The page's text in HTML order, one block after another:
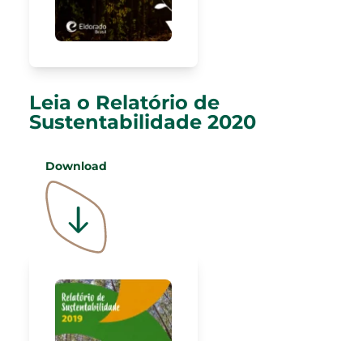
Leia o Relatório de
Sustentabilidade 2020
Download